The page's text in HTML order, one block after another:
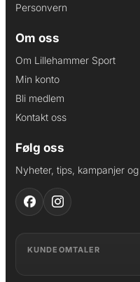
Personvern
Om oss
Om Lillehammer Sport
Min konto
Bli medlem
Kontakt oss
Følg oss
Nyheter, tips, kampanjer
KUNDEOMTALER